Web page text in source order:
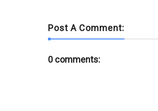
Post A Comment:
0 comments: